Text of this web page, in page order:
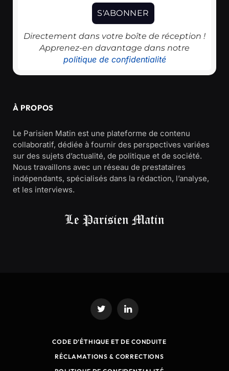
Directement dans votre boîte de réception !
Apprenez-en davantage dans notre
politique de confidentialité
À PROPOS
Le Parisien Matin est une plateforme de contenu
collaboratif, dédiée à fournir des perspectives variées
sur des sujets d’actualité, de politique et de société.
Nous travaillons avec un réseau de prestataires
indépendants, spécialisés dans la rédaction, l’analyse,
et les interviews.
Twitter LinkedIn
CODE D’ÉTHIQUE ET DE CONDUITE
RÉCLAMATIONS & CORRECTIONS